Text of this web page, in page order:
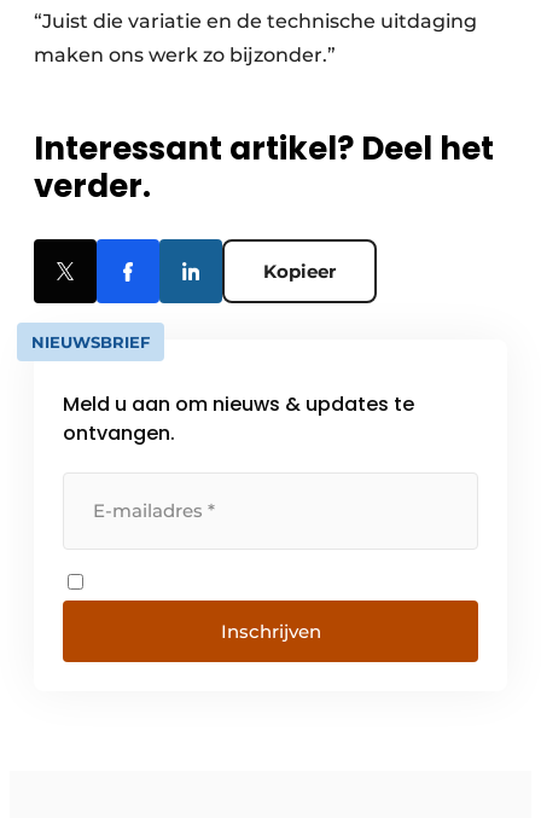
“Juist die variatie en de technische uitdaging
maken ons werk zo bijzonder.”
Interessant artikel? Deel het
verder.
Kopieer
NIEUWSBRIEF
Meld u aan om nieuws & updates te
ontvangen.
Inschrijven